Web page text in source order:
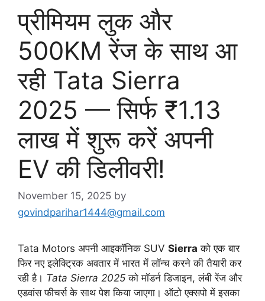
प्रीमियम लुक और
500KM रेंज के साथ आ
रही Tata Sierra
2025 — सिर्फ ₹1.13
लाख में शुरू करें अपनी
EV की डिलीवरी!
November 15, 2025 by
govindparihar1444@gmail.com
Tata Motors अपनी आइकॉनिक SUV Sierra को एक बार
फिर नए इलेक्ट्रिक अवतार में भारत में लॉन्च करने की तैयारी कर
रही है। Tata Sierra 2025 को मॉडर्न डिजाइन, लंबी रेंज और
एडवांस फीचर्स के साथ पेश किया जाएगा। ऑटो एक्सपो में इसका